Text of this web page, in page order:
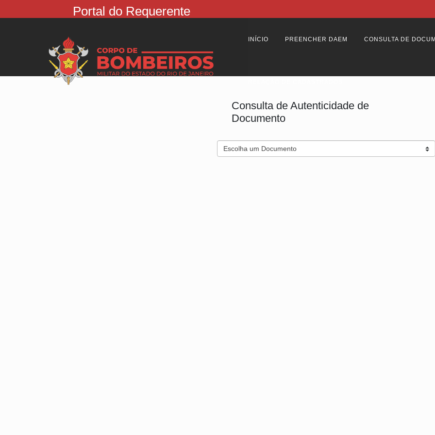
Portal do Requerente
INÍCIO PREENCHER DAEM CONSULTA DE
Consulta de Autenticidade de
Documento